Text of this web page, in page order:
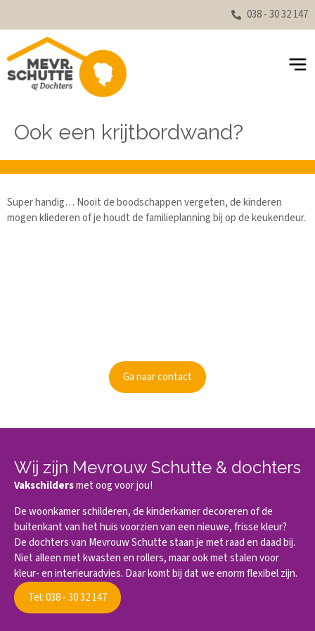
038 - 30 32 147
Ook een krijtbordwand?
Super handig… Nooit de boodschappen vergeten, de kinderen
mogen kliederen of je houdt de familieplanning bij op de keukendeur.
Ga naar contact
Wij zijn Mevrouw Schutte & dochters
Vakschildersmet oog voor jou!
De woonkamer schilderen, de kinderkamer decoreren of de
buitenkant van het huis voorzien van een nieuwe, frisse kleur?
De dochters van Mevrouw Schutte staan je met raad en daad bij.
Niet alleen met kwasten en rollers, maar ook met stalen voor
kleur- en interieuradvies. Daar komt bij dat we enorm flexibel zijn.
Tel: 038 - 30 32 147